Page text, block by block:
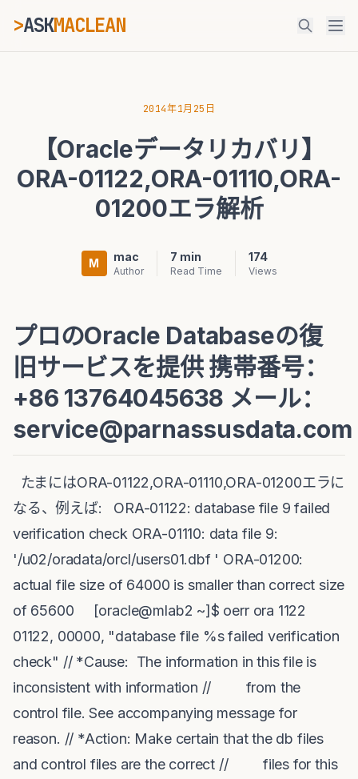
>ASKMACLEAN
⌘K Ctrl+K
2014年1月25日
【Oracleデータリカバリ】
ORA-01122,ORA-01110,ORA-
01200エラ解析
M mac
Author
7 min
Read Time
174
Views
プロのOracle Databaseの復
旧サービスを提供 携帯番号：
+86 13764045638 メール：
service@parnassusdata.com
たまにはORA-01122,ORA-01110,ORA-01200エラに
なる、例えば: ORA-01122: database file 9 failed
verification check ORA-01110: data file 9:
'/u02/oradata/orcl/users01.dbf ' ORA-01200:
actual file size of 64000 is smaller than correct size
of 65600 [oracle@mlab2 ~]$ oerr ora 1122
01122, 00000, "database file %s failed verification
check" // *Cause: The information in this file is
inconsistent with information // from the
control file. See accompanying message for
reason. // *Action: Make certain that the db files
and control files are the correct // files for this